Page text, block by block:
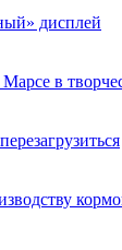
дисплей
в